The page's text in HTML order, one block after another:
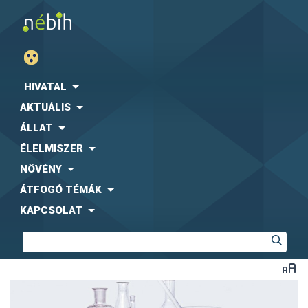
HIVATAL
AKTUÁLIS
ÁLLAT
ÉLELMISZER
NÖVÉNY
ÁTFOGÓ TÉMÁK
KAPCSOLAT